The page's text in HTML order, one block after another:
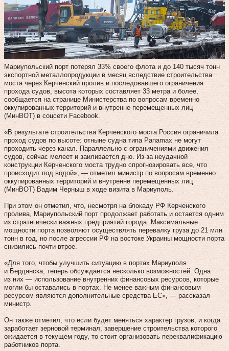
Мариупольский порт потерял 33% своего флота и до 140 тысяч тонн
экспортной металлопродукции в месяц вследствие строительства
моста через Керченский пролив и последовавшего ограничения
прохода судов, высота которых составляет 33 метра и более,
сообщается на странице Министерства по вопросам временно
оккупированных территорий и внутренне перемещенных лиц
(МинВОТ) в соцсети Facebook.
«В результате строительства Керченского моста Россия ограничила
проход судов по высоте: отныне судна типа Panamax не могут
проходить через канал. Параллельно с ограничениями движения
судов, сейчас мелеет и заиливается дно. Из-за неудачной
конструкции Керченского моста трудно спрогнозировать все, что
происходит под водой», — отметил министр по вопросам временно
оккупированных территорий и внутренне перемещенных лиц
(МинВОТ) Вадим Черныш в ходе визита в Мариуполь.
При этом он отметил, что, несмотря на блокаду РФ Керченского
пролива, Мариупольский порт продолжает работать и остается одним
из стратегически важных предприятий города. Максимальные
мощности порта позволяют осуществлять перевалку груза до 21 млн
тонн в год, но после агрессии РФ на востоке Украины мощности порта
снизились почти втрое.
«Для того, чтобы улучшить ситуацию в портах Мариуполя
и Бердянска, теперь обсуждается несколько возможностей. Одна
из них — использование внутренних финансовых ресурсов, которые
могли бы оставались в портах. Не менее важным финансовым
ресурсом являются дополнительные средства ЕС», — рассказал
министр.
Он также отметил, что если будет меняться характер грузов, и когда
заработает зерновой терминал, завершение строительства которого
ожидается в текущем году, то стоит организовать переквалификацию
работников порта.